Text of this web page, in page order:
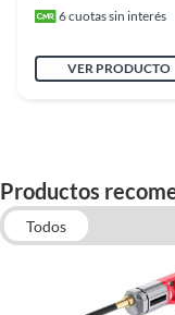
Color
Garantía
6cuotas sin interés
VER PRODUCTO
Productos
Todos